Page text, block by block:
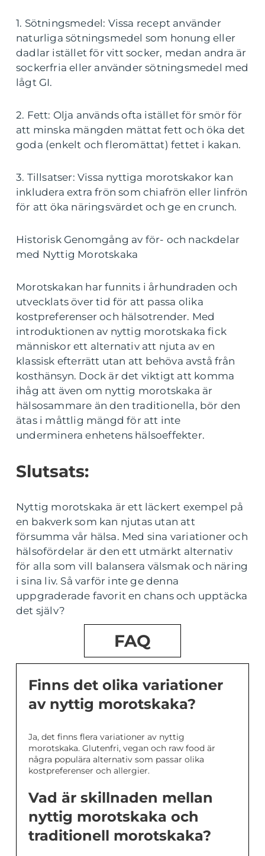
1. Sötningsmedel: Vissa recept använder
naturliga sötningsmedel som honung eller
dadlar istället för vitt socker, medan andra är
sockerfria eller använder sötningsmedel med
lågt GI.
2. Fett: Olja används ofta istället för smör för
att minska mängden mättat fett och öka det
goda (enkelt och fleromättat) fettet i kakan.
3. Tillsatser: Vissa nyttiga morotskakor kan
inkludera extra frön som chiafrön eller linfrön
för att öka näringsvärdet och ge en crunch.
Historisk Genomgång av för- och nackdelar
med Nyttig Morotskaka
Morotskakan har funnits i århundraden och
utvecklats över tid för att passa olika
kostpreferenser och hälsotrender. Med
introduktionen av nyttig morotskaka fick
människor ett alternativ att njuta av en
klassisk efterrätt utan att behöva avstå från
kosthänsyn. Dock är det viktigt att komma
ihåg att även om nyttig morotskaka är
hälsosammare än den traditionella, bör den
ätas i måttlig mängd för att inte
underminera enhetens hälsoeffekter.
Slutsats:
Nyttig morotskaka är ett läckert exempel på
en bakverk som kan njutas utan att
försumma vår hälsa. Med sina variationer och
hälsofördelar är den ett utmärkt alternativ
för alla som vill balansera välsmak och näring
i sina liv. Så varför inte ge denna
uppgraderade favorit en chans och upptäcka
det själv?
FAQ
Finns det olika variationer
av nyttig morotskaka?
Ja, det finns flera variationer av nyttig
morotskaka. Glutenfri, vegan och raw food är
några populära alternativ som passar olika
kostpreferenser och allergier.
Vad är skillnaden mellan
nyttig morotskaka och
traditionell morotskaka?